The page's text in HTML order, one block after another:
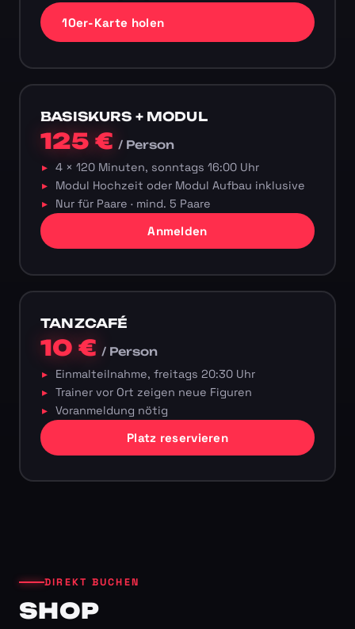
10er-Karte holen
BASISKURS + MODUL
125 €/ Person
4 × 120 Minuten, sonntags 16:00 Uhr
Modul Hochzeit oder Modul Aufbau inklusive
Nur für Paare · mind. 5 Paare
Anmelden
TANZCAFÉ
10 €/ Person
Einmalteilnahme, freitags 20:30 Uhr
Trainer vor Ort zeigen neue Figuren
Voranmeldung nötig
Platz reservieren
DIREKT BUCHEN
SHOP